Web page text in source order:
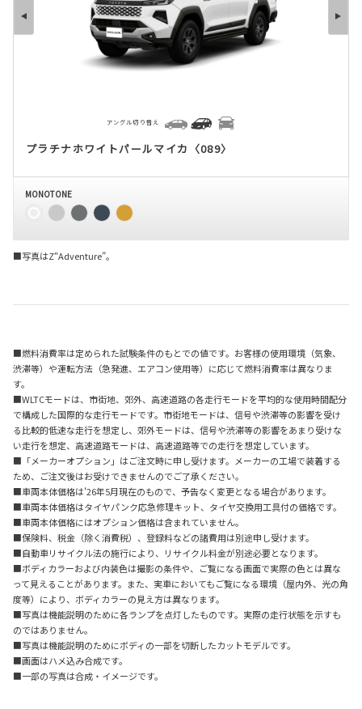
プラチナホワイトパールマイカ〈089〉
アングル切り替え
MONOTONE
■写真はZ“Adventure”。
■燃料消費率は定められた試験条件のもとでの値です。お客様の使用環境（気象、
渋滞等）や運転方法（急発進、エアコン使用等）に応じて燃料消費率は異なりま
す。
■WLTCモードは、市街地、郊外、高速道路の各走行モードを平均的な使用時間配分
で構成した国際的な走行モードです。市街地モードは、信号や渋滞等の影響を受け
る比較的低速な走行を想定し、郊外モードは、信号や渋滞等の影響をあまり受けな
い走行を想定、高速道路モードは、高速道路等での走行を想定しています。
■「メーカーオプション」はご注文時に申し受けます。メーカーの工場で装着する
ため、ご注文後はお受けできませんのでご了承ください。
■車両本体価格は'26年5月現在のもので、予告なく変更となる場合があります。
■車両本体価格はタイヤパンク応急修理キット、タイヤ交換用工具付の価格です。
■車両本体価格にはオプション価格は含まれていません。
■保険料、税金（除く消費税）、登録料などの諸費用は別途申し受けます。
■自動車リサイクル法の施行により、リサイクル料金が別途必要となります。
■ボディカラーおよび内装色は撮影の条件や、ご覧になる画面で実際の色とは異な
って見えることがあります。また、実車においてもご覧になる環境（屋内外、光の角
度等）により、ボディカラーの見え方は異なります。
■写真は機能説明のために各ランプを点灯したものです。実際の走行状態を示すも
のではありません。
■写真は機能説明のためにボディの一部を切断したカットモデルです。
■画面はハメ込み合成です。
■一部の写真は合成・イメージです。